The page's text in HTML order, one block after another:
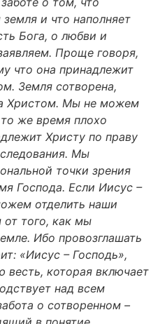
земля и что наполняет
Бога, о любви и
Проще говоря,
что она принадлежит
Земля сотворена,
Христом. Мы не можем
же время плохо
Христу по праву
Мы
точки зрения
Господа. Если Иисус –
отделить наши
того, как мы
Ибо провозглашать
«Иисус – Господь»,
весть, которая включает
над всем
о сотворенном –